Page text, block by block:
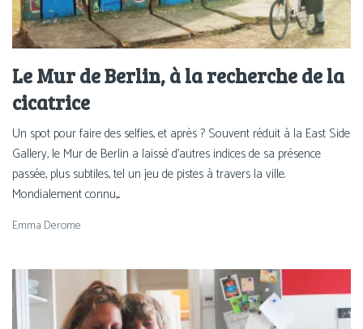
Le Mur de Berlin, à la recherche de la
cicatrice
Un spot pour faire des selfies, et après ? Souvent réduit à la East Side
Gallery, le Mur de Berlin a laissé d’autres indices de sa présence
passée, plus subtiles, tel un jeu de pistes à travers la ville.
Mondialement connu,...
Emma Derome